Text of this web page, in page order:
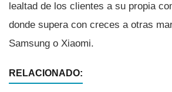
lealtad de los clientes a su propia
donde supera con creces a otras
Samsung o Xiaomi.
RELACIONADO: